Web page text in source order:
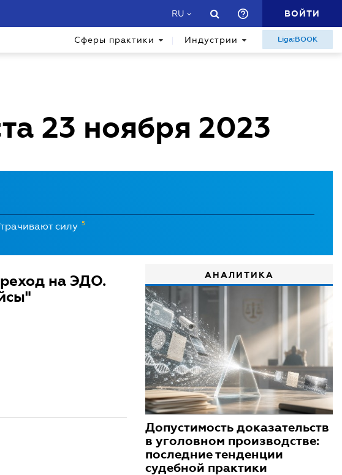
RU ВОЙТИ
Сферы практики Индустрии Liga:BOOK
23 ноября 2023
силу 5
на ЭДО.
АНАЛИТИКА
Допустимость доказательств
в уголовном производстве:
последние тенденции
судебной практики